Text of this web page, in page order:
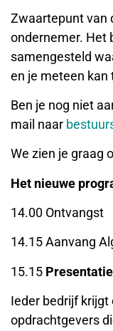
Zwaartepunt van
ondernemer. Het
samengesteld
en je meteen kan
Ben je nog niet
mail naar
We zien je graag
Het nieuwe
14.00 Ontvangst
14.15 Aanvang
15.15
Ieder bedrijf krijgt
opdrachtgevers